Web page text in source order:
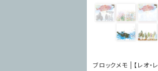
ブロックメモ | 【レオ・レ